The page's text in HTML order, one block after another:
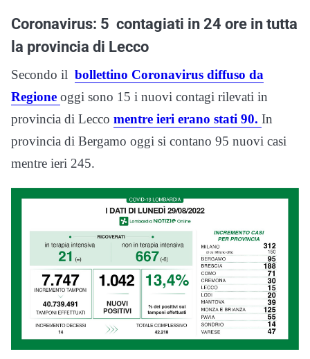
Coronavirus: 5 contagiati in 24 ore in tutta
la provincia di Lecco
Secondo il bollettino Coronavirus diffuso da
Regione oggi sono 15 i nuovi contagi rilevati in
provincia di Lecco mentre ieri erano stati 90. In
provincia di Bergamo oggi si contano 95 nuovi casi
mentre ieri 245.